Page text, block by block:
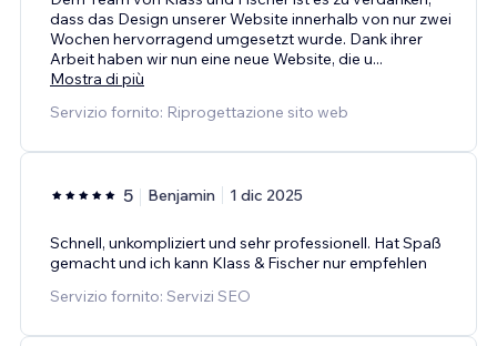
dass das Design unserer Website innerhalb von nur zwei
Wochen hervorragend umgesetzt wurde. Dank ihrer
Arbeit haben wir nun eine neue Website, die u...
Mostra di più
Servizio fornito: Riprogettazione sito web
5 Benjamin 1 dic 2025
Schnell, unkompliziert und sehr professionell. Hat Spaß
gemacht und ich kann Klass & Fischer nur empfehlen
Servizio fornito: Servizi SEO